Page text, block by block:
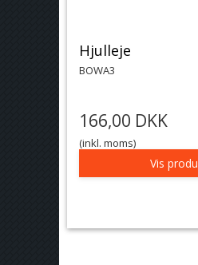
Hjulleje
BOWA3
166,00 DKK
(inkl. moms)
Vis